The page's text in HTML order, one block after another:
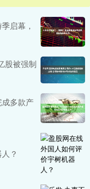
启幕，
股被强制
多款产
？